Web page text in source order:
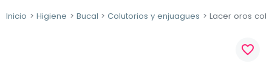
Inicio Higiene Bucal Colutorios y enjuagues Lacer oros
favorite_border